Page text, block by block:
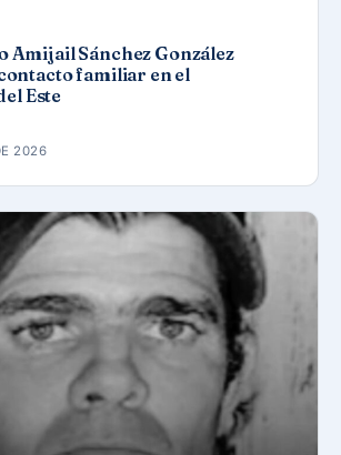
Amijail Sánchez González
familiar en el
Este
2026